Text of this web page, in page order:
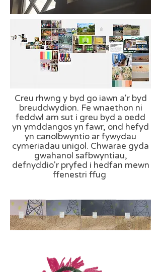
Creu rhwng y byd go iawn a'r byd
breuddwydion. Fe wnaethon ni
feddwl am sut i greu byd a oedd
yn ymddangos yn fawr, ond hefyd
yn canolbwyntio ar fywydau
cymeriadau unigol. Chwarae gyda
gwahanol safbwyntiau,
defnyddio'r pryfed i hedfan mewn
ffenestri ffug